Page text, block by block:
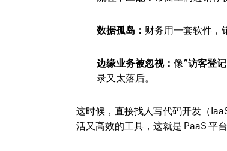
数据孤岛： 财务用一套软件，
边缘业务被忽视：像“访客登
录又太落后。
这时候，直接找人写代码开发（
活又高效的工具，这就是 PaaS 平